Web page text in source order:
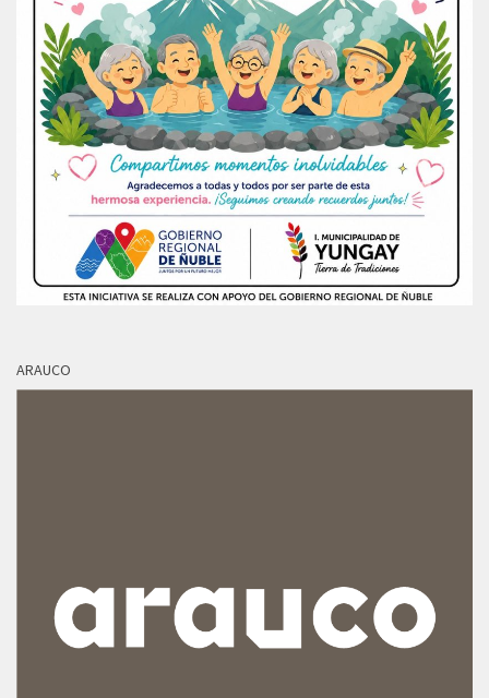
ARAUCO